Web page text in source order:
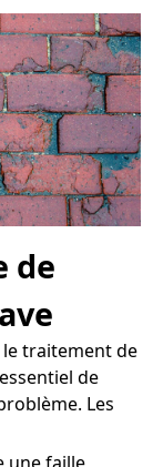
de
traitement de
de
Les